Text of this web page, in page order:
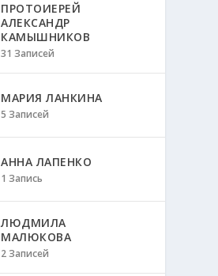
ПРОТОИЕРЕЙ
АЛЕКСАНДР
КАМЫШНИКОВ
31 Записей
МАРИЯ ЛАНКИНА
5 Записей
АННА ЛАПЕНКО
1 Запись
ЛЮДМИЛА
МАЛЮКОВА
2 Записей